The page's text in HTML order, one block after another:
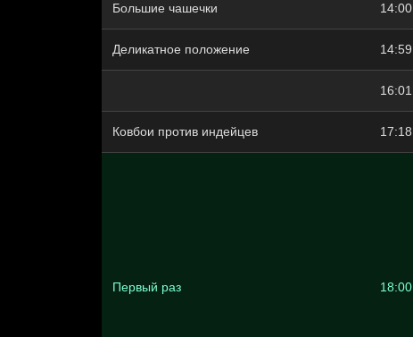
Большие чашечки 14:00
Деликатное положение 14:59
16:01
Ковбои против индейцев 17:18
Первый раз 18:00